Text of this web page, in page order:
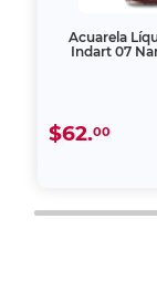
Acuarela
Indart 07
$62.00